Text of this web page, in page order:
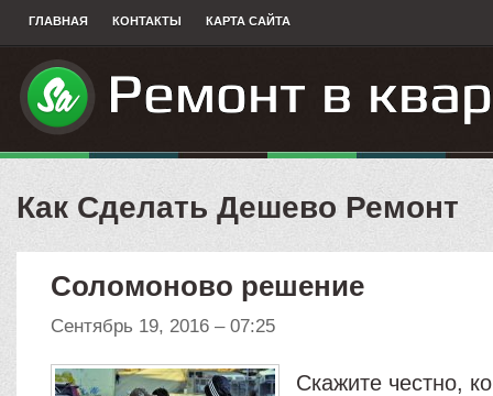
ГЛАВНАЯ КОНТАКТЫ КАРТА САЙТА
Как Сделать Дешево Ремонт
Соломоново решение
Сентябрь 19, 2016 – 07:25
Скажите честно,